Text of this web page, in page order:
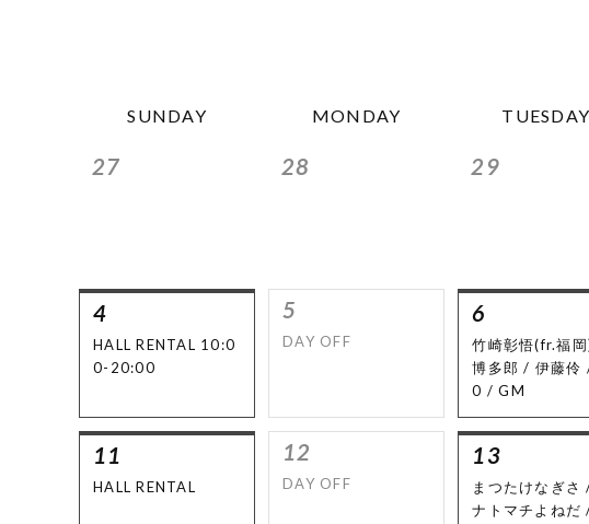
SUNDAY MONDAY TUESDAY
27 28 29
4
HALL RENTAL 10:0
0-20:00
5
DAY OFF
6
竹崎彰悟(fr.福
博多郎 / 伊藤伶
0 / GM
11
HALL RENTAL
12
DAY OFF
13
まつたけなぎさ
ナトマチよねだ